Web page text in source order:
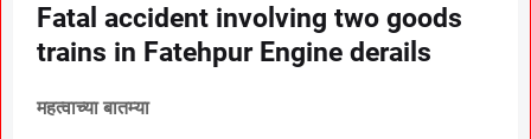
Fatal accident involving two goods
trains in Fatehpur Engine derails
महत्वाच्या बातम्या